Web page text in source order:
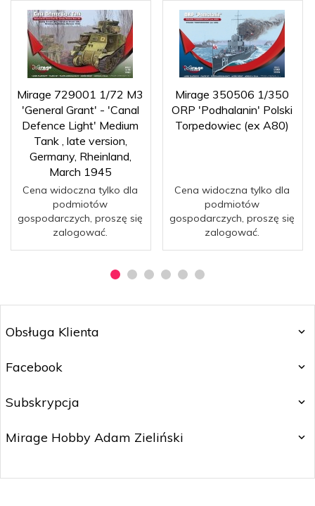
Mirage 729001 1/72 M3
'General Grant' - 'Canal
Defence Light' Medium
Tank , late version,
Germany, Rheinland,
March 1945
Cena widoczna tylko dla
podmiotów
gospodarczych, proszę się
zalogować.
Mirage 350506 1/350
ORP 'Podhalanin' Polski
Torpedowiec (ex A80)
Cena widoczna tylko dla
podmiotów
gospodarczych, proszę się
zalogować.
Obsługa Klienta
Facebook
Subskrypcja
Mirage Hobby Adam Zieliński